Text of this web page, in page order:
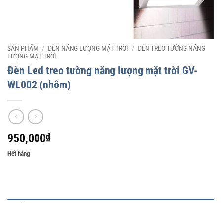
SẢN PHẨM / ĐÈN NĂNG LƯỢNG MẶT TRỜI / ĐÈN TREO TƯỜNG NĂNG
LƯỢNG MẶT TRỜI
Đèn Led treo tường năng lượng mặt trời GV-
WL002 (nhôm)
950,000₫
Hết hàng